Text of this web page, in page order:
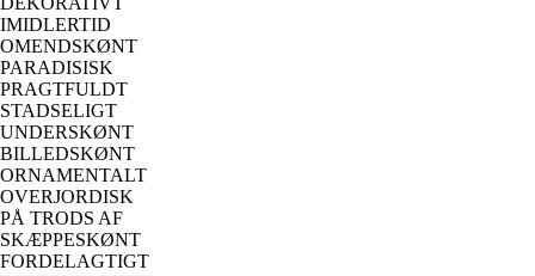
IMIDLERTID
OMENDSKØNT
PARADISISK
PRAGTFULDT
STADSELIGT
UNDERSKØNT
BILLEDSKØNT
ORNAMENTALT
OVERJORDISK
PÅ TRODS AF
SKÆPPESKØNT
FORDELAGTIGT